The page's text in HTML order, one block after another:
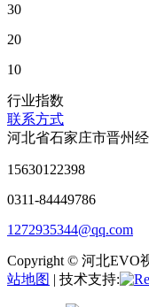
30
20
10
行业指数
联系方式
河北省石家庄市晋州
15630122398
0311-84449786
1272935344@qq.com
Copyright © 河北EVO
站地图 | 技术支持: